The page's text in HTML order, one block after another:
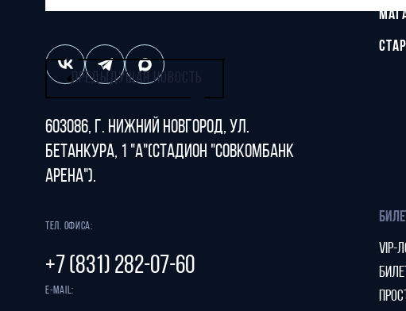
ПРЕДЫДУЩАЯ НОВОСТЬ
603086, г. Нижний Новгород, ул.
Бетанкура, 1 "А"(стадион "СОВКОМБАНК
АРЕНА").
Тел. офиса:
+7 (831) 282-07-60
E-mail:
VIP-